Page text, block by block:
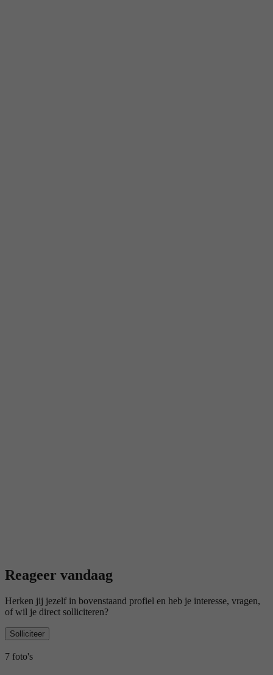
Reageer vandaag
Herken jij jezelf in bovenstaand profiel en heb je interesse, vragen,
of wil je direct solliciteren?
Solliciteer
7 foto's